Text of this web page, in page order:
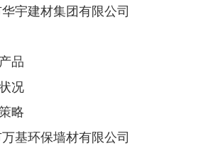
宇建材集团有限公司
品
况
略
基环保墙材有限公司